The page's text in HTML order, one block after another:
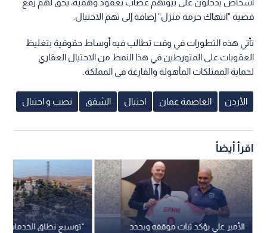
قضية "انتهاك حرمة منزل" إضافة إلى تهم الاحتيال.
تأتي هذه التطورات في وقت تطالب فيه أوساط حقوقية بتغليظ
العقوبات على المتورطين في هذا النمط من الاحتيال العقاري
لحماية الممتلكات المأهولة والفارغة في المملكة.
الأردن العاصمة عمان احتيال الشقق نصب و احتيال
اقرأ أيضاً
"توسيع نطاق
الأمير علي يؤكد ثبات موقفه ويجدد